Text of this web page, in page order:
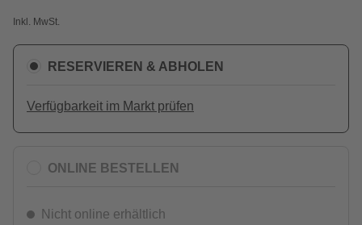
Inkl. MwSt.
RESERVIEREN & ABHOLEN
Verfügbarkeit im Markt prüfen
ONLINE BESTELLEN
Nicht online erhältlich